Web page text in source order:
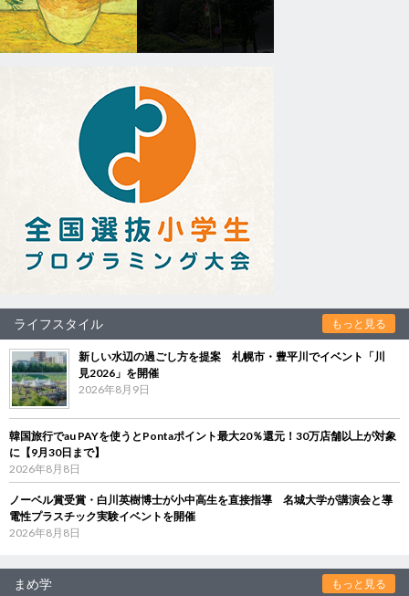
ライフスタイル もっと見る
新しい水辺の過ごし方を提案 札幌市・豊平川でイベント「川
見2026」を開催
2026年8月9日
韓国旅行でau PAYを使うとPontaポイント最大20％還元！30万店舗以上が対象
に【9月30日まで】
2026年8月8日
ノーベル賞受賞・白川英樹博士が小中高生を直接指導 名城大学が講演会と導
電性プラスチック実験イベントを開催
2026年8月8日
まめ学 もっと見る